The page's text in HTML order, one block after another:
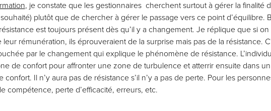
, je constate que les gestionnaires cherchent surtout à gérer la finalité
plutôt que de chercher à gérer le passage vers ce point d’équilibre.
est toujours présent dès qu’il y a changement. Je réplique que si
rémunération, ils éprouveraient de la surprise mais pas de la résistance.
par le changement qui explique le phénomène de résistance.
de confort pour affronter une zone de turbulence et atterrir ensuite dans
confort. Il n’y aura pas de résistance s’il n’y a pas de perte. Pour les
compétence, perte d’efficacité, erreurs, etc.